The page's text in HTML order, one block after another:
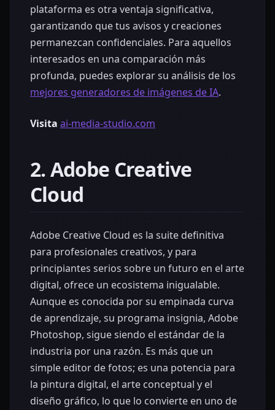
plataforma es otra ventaja significativa,
garantizando que tus avisos y creaciones
permanezcan confidenciales. Para aquellos
interesados en una comparación más
profunda, puedes explorar su análisis de los
mejores generadores de imágenes de IA.
Visita ai-media-studio.com
2. Adobe Creative
Cloud
Adobe Creative Cloud es la suite definitiva
para profesionales creativos, y para
principiantes serios sobre un futuro en el arte
digital, ofrece un ecosistema inigualable.
Aunque es conocida por su empinada curva
de aprendizaje, su programa insignia, Adobe
Photoshop, sigue siendo el estándar de la
industria por una razón. Es más que un
simple editor de fotos; es una potencia para
la pintura digital, el arte conceptual y el
diseño gráfico, lo que lo convierte en uno de